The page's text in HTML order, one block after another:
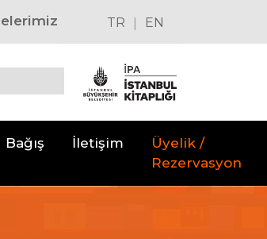
TR | EN
Bağış İletişim
Üyelik /
Rezervasyon